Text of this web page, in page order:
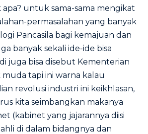
apa? untuk sama-sama mengikat
permasalahan yang banyak
Pancasila bagi kemajuan dan
banyak sekali ide-ide bisa
juga bisa disebut Kementerian
tapi ini warna kalau
revolusi industri ini keikhlasan,
kita seimbangkan makanya
(kabinet yang jajarannya diisi
di dalam bidangnya dan